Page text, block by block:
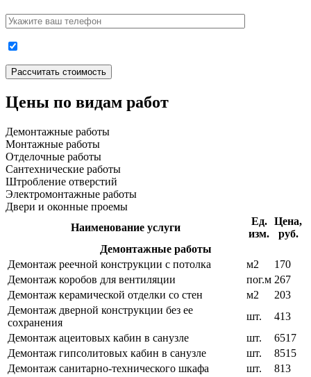
Цены по видам работ
Демонтажные работы
Монтажные работы
Отделочные работы
Сантехнические работы
Штробление отверстий
Электромонтажные работы
Двери и оконные проемы
Наименование услуги
Ед.
изм.
Цена,
руб.
Демонтажные работы
Демонтаж реечной конструкции с потолка
м2
170
Демонтаж коробов для вентиляции
пог.м 267
Демонтаж керамической отделки со стен
м2
203
Демонтаж дверной конструкции без ее
сохранения
шт.
413
Демонтаж ацеитовых кабин в санузле
шт.
6517
Демонтаж гипсолитовых кабин в санузле
шт.
8515
Демонтаж санитарно-технического шкафа
шт.
813